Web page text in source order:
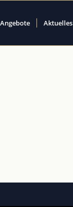
Angebote Aktuelles